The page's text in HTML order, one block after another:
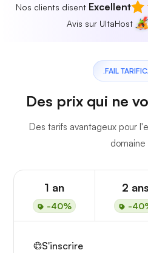
Nos clients disent Excellent
Avis sur UltaHost
.FAIL
Des prix qui ne
Des tarifs avantageux pour
domaine
1 an
-40%
2 ans
-
S'inscrire